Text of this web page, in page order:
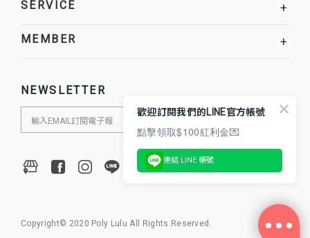
SERVICE +
MEMBER +
NEWSLETTER
Copyright© 2020 Poly Lulu All Rights Reserved.
歡迎訂閱我們的LINE官方帳號
點擊領取$100紅利金💌
連結 LINE 帳號